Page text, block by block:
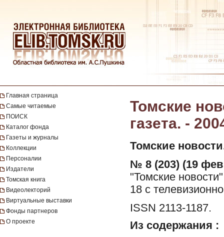
Главная страница
Самые читаемые
ПОИСК
Каталог фонда
Газеты и журналы
Коллекции
Персоналии
Издатели
Томская книга
Видеолекторий
Виртуальные выставки
Фонды партнеров
О проекте
Томские
газета. -
Томские
№ 8 (203) (19
"Томские
18 с
ISSN 2113-1187.
Из содержания :